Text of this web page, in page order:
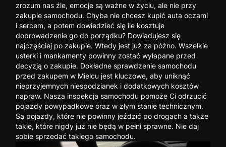
zrozum nas źle, emocje są ważne w życiu, ale nie przy
zakupie samochodu. Chyba nie chcesz kupić auta oczami
i sercem, a potem dowiedzieć się ile kosztuje
doprowadzenie go do porządku? Dowiadujesz się
najczęściej po zakupie. Wtedy jest już za późno. Wszelkie
usterki i mankamenty powinny zostać wyłapane przed
decyzją o zakupie. Dokładne sprawdzenie samochodu
przed zakupem w Mielcu jest kluczowe, aby uniknąć
nieprzyjemnych niespodzianek i dodatkowych kosztów
napraw. Nasza inspekcja samochodu pomoże Ci odrzucić
pojazdy powypadkowe oraz w złym stanie technicznym.
Są pojazdy, które nie powinny jeździć po drogach a także
takie, które nigdy już nie będą w pełni sprawne. Nie daj
sobie sprzedać takiego samochodu.